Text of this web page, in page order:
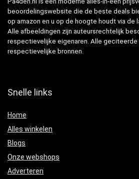
beoordelingswebsite die de beste deals
op amazon en u op de hoogte houdt via de
Alle afbeeldingen zijn auteursrechtelijk
respectievelijke eigenaren. Alle geciteerde
respectievelijke bronnen.
Snelle links
Home
Alles winkelen
Blogs
Onze webshops
Adverteren